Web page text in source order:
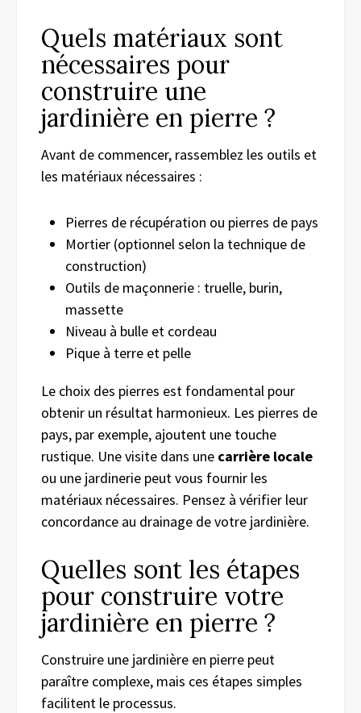
Quels matériaux sont
nécessaires pour
construire une
jardinière en pierre ?
Avant de commencer, rassemblez les outils et
les matériaux nécessaires :
Pierres de récupération ou pierres de pays
Mortier (optionnel selon la technique de
construction)
Outils de maçonnerie : truelle, burin,
massette
Niveau à bulle et cordeau
Pique à terre et pelle
Le choix des pierres est fondamental pour
obtenir un résultat harmonieux. Les pierres de
pays, par exemple, ajoutent une touche
rustique. Une visite dans une carrière locale
ou une jardinerie peut vous fournir les
matériaux nécessaires. Pensez à vérifier leur
concordance au drainage de votre jardinière.
Quelles sont les étapes
pour construire votre
jardinière en pierre ?
Construire une jardinière en pierre peut
paraître complexe, mais ces étapes simples
facilitent le processus.